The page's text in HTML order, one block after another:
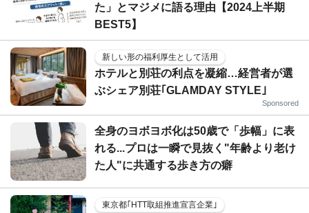
た」とマジメに語る理由【2024上半期
BEST5】
新しい形の福利厚生として活用
ホテルと別荘の利点を凝縮…経営者が選
ぶシェア別荘｢GLAMDAY STYLE｣
Sponsored
全身のヨボヨボ化は50歳で「歩幅」に表
れる...プロは一瞬で見抜く"年齢より老け
た人"に共通する歩き方の癖
東京都｢HTT取組推進宣言企業｣